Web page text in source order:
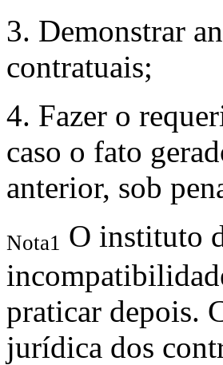
3. Demonstrar
contratuais;
4. Fazer o
caso o fato
anterior, sob
Nota1 O instituto
praticar depois.
jurídica dos